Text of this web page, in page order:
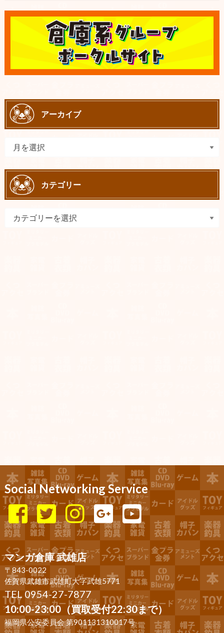
アーカイブ
カテゴリー
Social Networking Service
マンガ倉庫 武雄店
〒843-0022
佐賀県武雄市武雄町大字武雄5771
TEL 0954-27-7877
10:00-23:00（買取受付22:30まで）
福岡県公安委員会 第901131310017号